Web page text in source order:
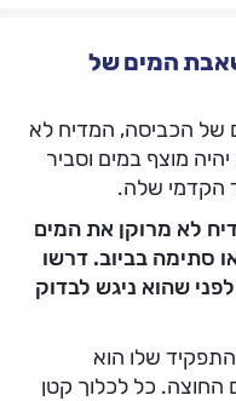
המים של
הכביסה, המדיח לא
מוצף במים וסביר
הקדמי שלה.
לא מרוקן את המים
סתימה בביוב. דרשו
שהוא ניגש לבדוק
שלו הוא
החוצה. כל לכלוך קטן